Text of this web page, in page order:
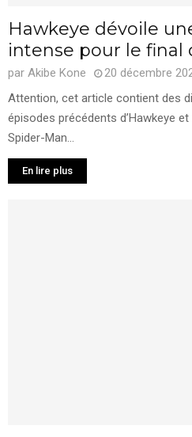
Hawkeye dévoile
intense pour le final
par Akibe Kone
20 décembre
Attention, cet article contient des
épisodes précédents d’Hawkeye
Spider-Man...
En lire plus